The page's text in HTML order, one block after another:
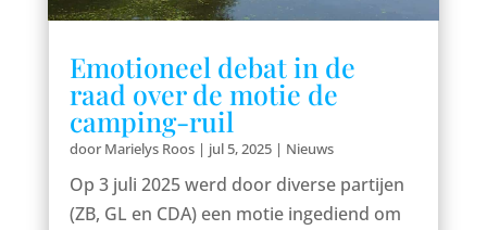
Emotioneel debat in de
raad over de motie de
camping-ruil
doorMarielys Roos| jul 5, 2025| Nieuws
Op 3 juli 2025 werd door diverse partijen
(ZB, GL en CDA) een motie ingediend om